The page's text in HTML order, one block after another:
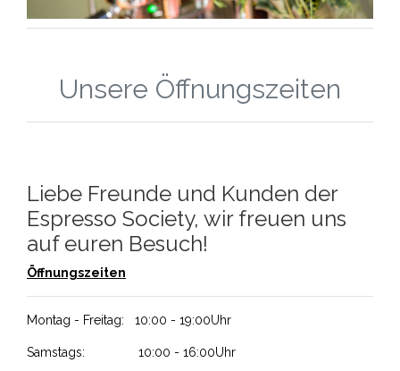
Unsere Öffnungszeiten
Liebe Freunde und Kunden der
Espresso Society, wir freuen uns
auf euren Besuch!
Öffnungszeiten
Montag - Freitag: 10:00 - 19:00Uhr
Samstags: 10:00 - 16:00Uhr